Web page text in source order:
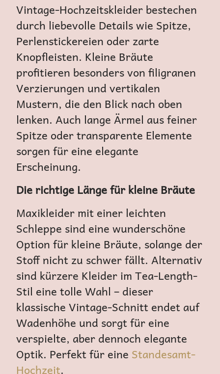
Vintage-Hochzeitskleider bestechen
durch liebevolle Details wie Spitze,
Perlenstickereien oder zarte
Knopfleisten. Kleine Bräute
profitieren besonders von filigranen
Verzierungen und vertikalen
Mustern, die den Blick nach oben
lenken. Auch lange Ärmel aus feiner
Spitze oder transparente Elemente
sorgen für eine elegante
Erscheinung.
Die richtige Länge für kleine Bräute
Maxikleider mit einer leichten
Schleppe sind eine wunderschöne
Option für kleine Bräute, solange der
Stoff nicht zu schwer fällt. Alternativ
sind kürzere Kleider im Tea-Length-
Stil eine tolle Wahl – dieser
klassische Vintage-Schnitt endet auf
Wadenhöhe und sorgt für eine
verspielte, aber dennoch elegante
Optik. Perfekt für eine Standesamt-
Hochzeit.